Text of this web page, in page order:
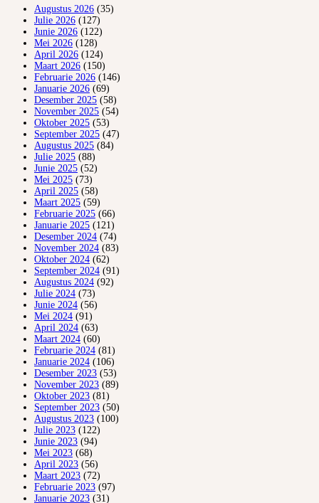
Augustus 2026 (35)
Julie 2026 (127)
Junie 2026 (122)
Mei 2026 (128)
April 2026 (124)
Maart 2026 (150)
Februarie 2026 (146)
Januarie 2026 (69)
Desember 2025 (58)
November 2025 (54)
Oktober 2025 (53)
September 2025 (47)
Augustus 2025 (84)
Julie 2025 (88)
Junie 2025 (52)
Mei 2025 (73)
April 2025 (58)
Maart 2025 (59)
Februarie 2025 (66)
Januarie 2025 (121)
Desember 2024 (74)
November 2024 (83)
Oktober 2024 (62)
September 2024 (91)
Augustus 2024 (92)
Julie 2024 (73)
Junie 2024 (56)
Mei 2024 (91)
April 2024 (63)
Maart 2024 (60)
Februarie 2024 (81)
Januarie 2024 (106)
Desember 2023 (53)
November 2023 (89)
Oktober 2023 (81)
September 2023 (50)
Augustus 2023 (100)
Julie 2023 (122)
Junie 2023 (94)
Mei 2023 (68)
April 2023 (56)
Maart 2023 (72)
Februarie 2023 (97)
Januarie 2023 (31)